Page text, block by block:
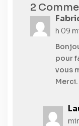
2
h 09
pour
vous
Merci.